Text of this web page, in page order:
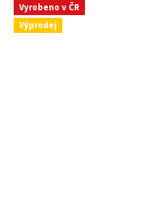
Vyrobeno v ČR
Výprodej